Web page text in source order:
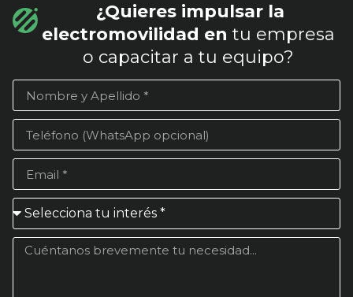
¿Quieres impulsar la
electromovilidad en tu empresa
o capacitar a tu equipo?